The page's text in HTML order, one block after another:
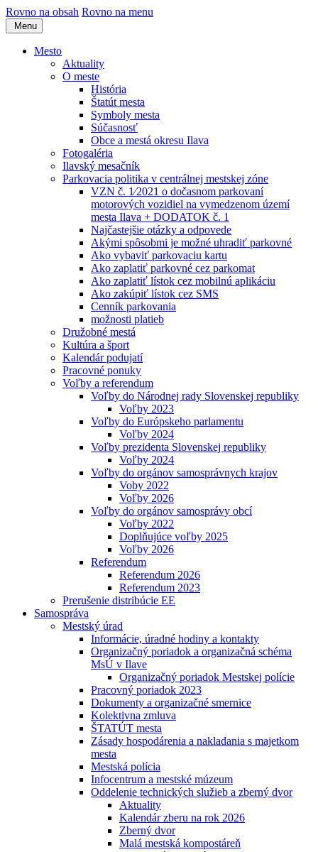
Rovno na obsah Rovno na menu
Menu
Mesto
Aktuality
O meste
História
Štatút mesta
Symboly mesta
Súčasnosť
Obce a mestá okresu Ilava
Fotogaléria
Ilavský mesačník
Parkovacia politika v centrálnej mestskej zóne
VZN č. 1⁄2021 o dočasnom parkovaní
motorových vozidiel na vymedzenom území
mesta Ilava + DODATOK č. 1
Najčastejšie otázky a odpovede
Akými spôsobmi je možné uhradiť parkovné
Ako vybaviť parkovaciu kartu
Ako zaplatiť parkovné cez parkomat
Ako zaplatiť lístok cez mobilnú aplikáciu
Ako zakúpiť lístok cez SMS
Cenník parkovania
možnosti platieb
Družobné mestá
Kultúra a šport
Kalendár podujatí
Pracovné ponuky
Voľby a referendum
Voľby do Národnej rady Slovenskej republiky
Voľby 2023
Voľby do Európskeho parlamentu
Voľby 2024
Voľby prezidenta Slovenskej republiky
Voľby 2024
Voľby do orgánov samosprávnych krajov
Voby 2022
Voľby 2026
Voľby do orgánov samosprávy obcí
Voľby 2022
Doplňujúce voľby 2025
Voľby 2026
Referendum
Referendum 2026
Referendum 2023
Prerušenie distribúcie EE
Samospráva
Mestský úrad
Informácie, úradné hodiny a kontakty
Organizačný poriadok a organizačná schéma
MsÚ v Ilave
Organizačný poriadok Mestskej polície
Pracovný poriadok 2023
Dokumenty a organizačné smernice
Kolektivna zmluva
ŠTATÚT mesta
Zásady hospodárenia a nakladania s majetkom
mesta
Mestská polícia
Infocentrum a mestské múzeum
Oddelenie technických služieb a zberný dvor
Aktuality
Kalendár zberu na rok 2026
Zberný dvor
Malá mestská kompostáreň